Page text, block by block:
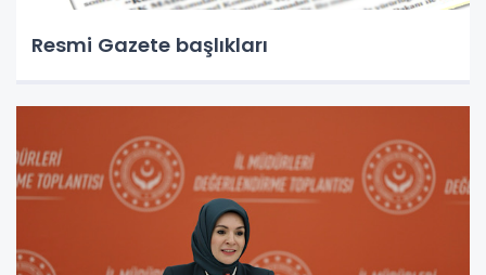
Resmi Gazete başlıkları